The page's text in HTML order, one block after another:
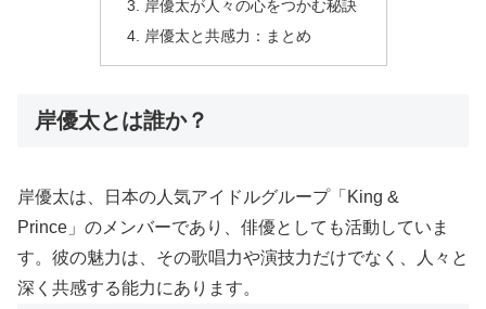
岸優太が人々の心をつかむ秘訣
岸優太と共感力：まとめ
岸優太とは誰か？
岸優太は、日本の人気アイドルグループ「King &
Prince」のメンバーであり、俳優としても活動していま
す。彼の魅力は、その歌唱力や演技力だけでなく、人々と
深く共感する能力にあります。